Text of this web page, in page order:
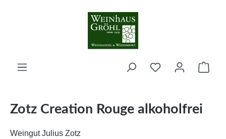
Zum Hauptinhalt springen
Zotz Creation Rouge alkoholfrei
Weingut Julius Zotz